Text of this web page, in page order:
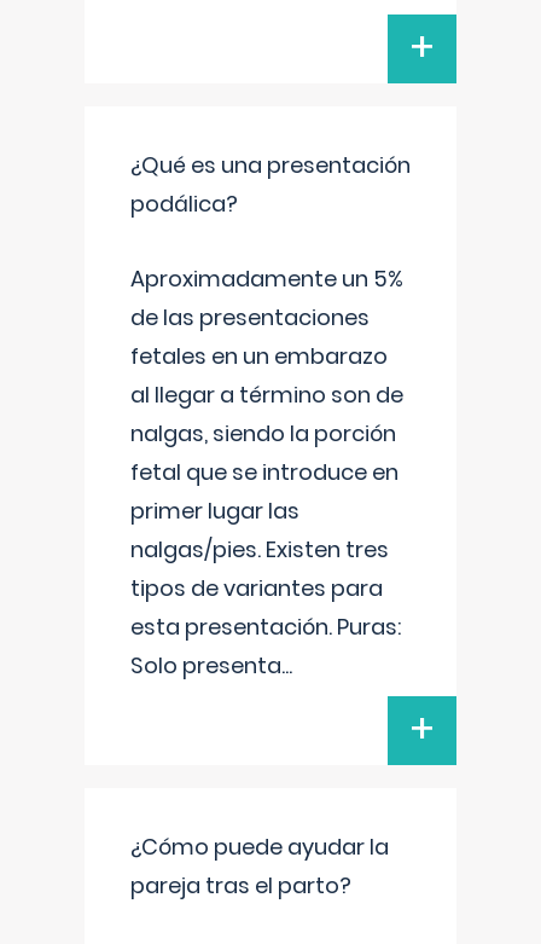
+
¿Qué es una presentación
podálica?
Aproximadamente un 5%
de las presentaciones
fetales en un embarazo
al llegar a término son de
nalgas, siendo la porción
fetal que se introduce en
primer lugar las
nalgas/pies. Existen tres
tipos de variantes para
esta presentación. Puras:
Solo presenta...
+
¿Cómo puede ayudar la
pareja tras el parto?